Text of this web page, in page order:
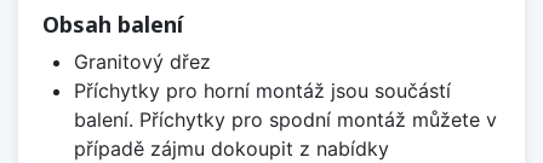
Obsah balení
Granitový dřez
Příchytky pro horní montáž jsou součástí
balení. Příchytky pro spodní montáž můžete v
případě zájmu dokoupit z nabídky